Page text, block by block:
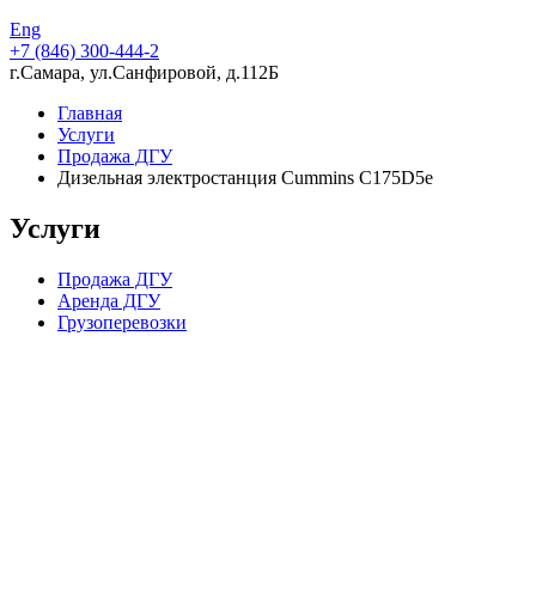
Eng
+7 (846) 300-444-2
г.Самара, ул.Санфировой, д.112Б
Главная
Услуги
Продажа ДГУ
Дизельная электростанция Cummins C175D5e
Услуги
Продажа ДГУ
Аренда ДГУ
Грузоперевозки